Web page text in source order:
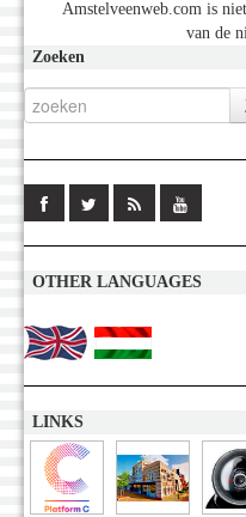
Amstelveenweb.com is
van de
Zoeken
OTHER LANGUAGES
LINKS